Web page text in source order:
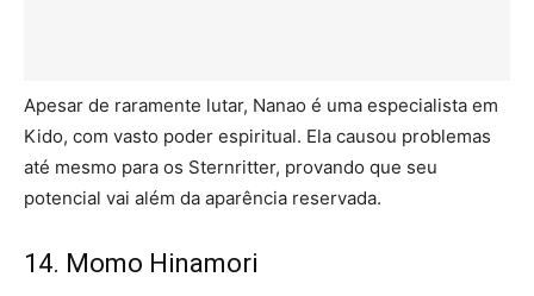
Apesar de raramente lutar, Nanao é uma especialista em
Kido, com vasto poder espiritual. Ela causou problemas
até mesmo para os Sternritter, provando que seu
potencial vai além da aparência reservada.
14. Momo Hinamori